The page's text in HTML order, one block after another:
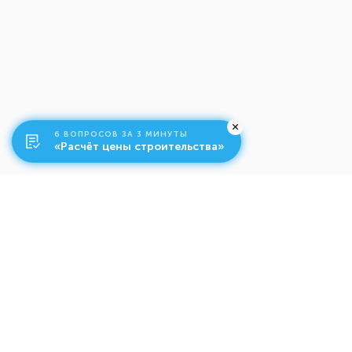
6 ВОПРОСОВ ЗА 3 МИНУТЫ
«Расчёт цены строительства»